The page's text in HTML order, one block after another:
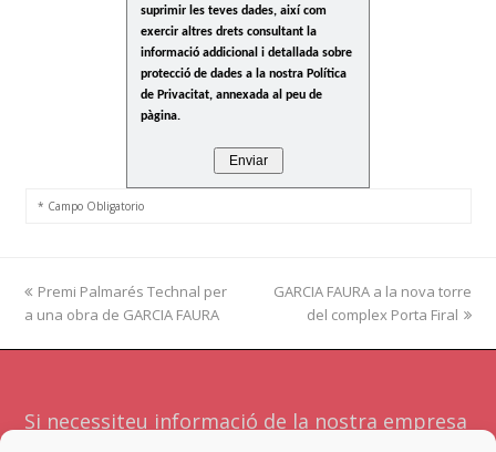
suprimir les teves dades, així com
exercir altres drets consultant la
informació addicional i detallada sobre
protecció de dades a la nostra Política
de Privacitat, annexada al peu de
pàgina.
* Campo Obligatorio
previous
post:
Premi Palmarés Technal per
a una obra de GARCIA FAURA
next
post:
GARCIA FAURA a la nova torre
del complex Porta Firal
Si necessiteu informació de la nostra empresa